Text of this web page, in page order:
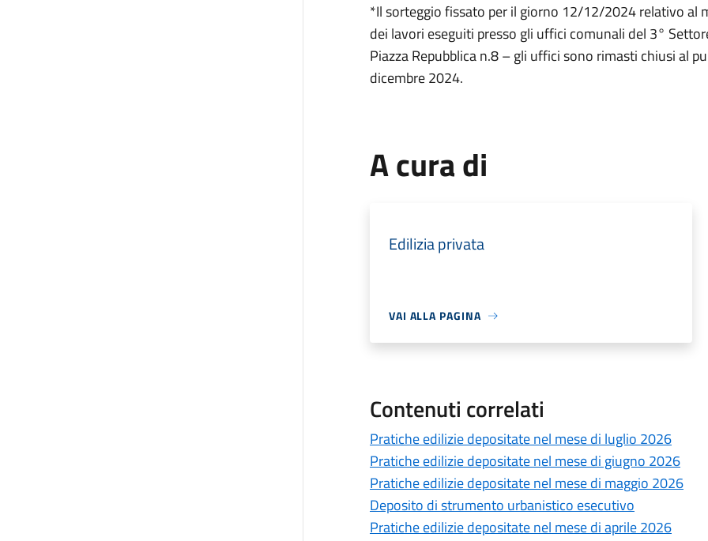
*Il sorteggio fissato per il giorno 12/12/2024 relativo al
dei lavori eseguiti presso gli uffici comunali del 3°
Piazza Repubblica n.8 – gli uffici sono rimasti chiusi al
dicembre 2024.
A cura di
Edilizia privata
VAI ALLA PAGINA
Contenuti correlati
Pratiche edilizie depositate nel mese di luglio 2026
Pratiche edilizie depositate nel mese di giugno 2026
Pratiche edilizie depositate nel mese di maggio 2026
Deposito di strumento urbanistico esecutivo
Pratiche edilizie depositate nel mese di aprile 2026